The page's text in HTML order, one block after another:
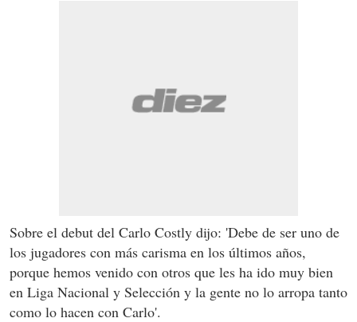
Sobre el debut del Carlo Costly dijo: 'Debe de ser uno de
los jugadores con más carisma en los últimos años,
porque hemos venido con otros que les ha ido muy bien
en Liga Nacional y Selección y la gente no lo arropa tanto
como lo hacen con Carlo'.